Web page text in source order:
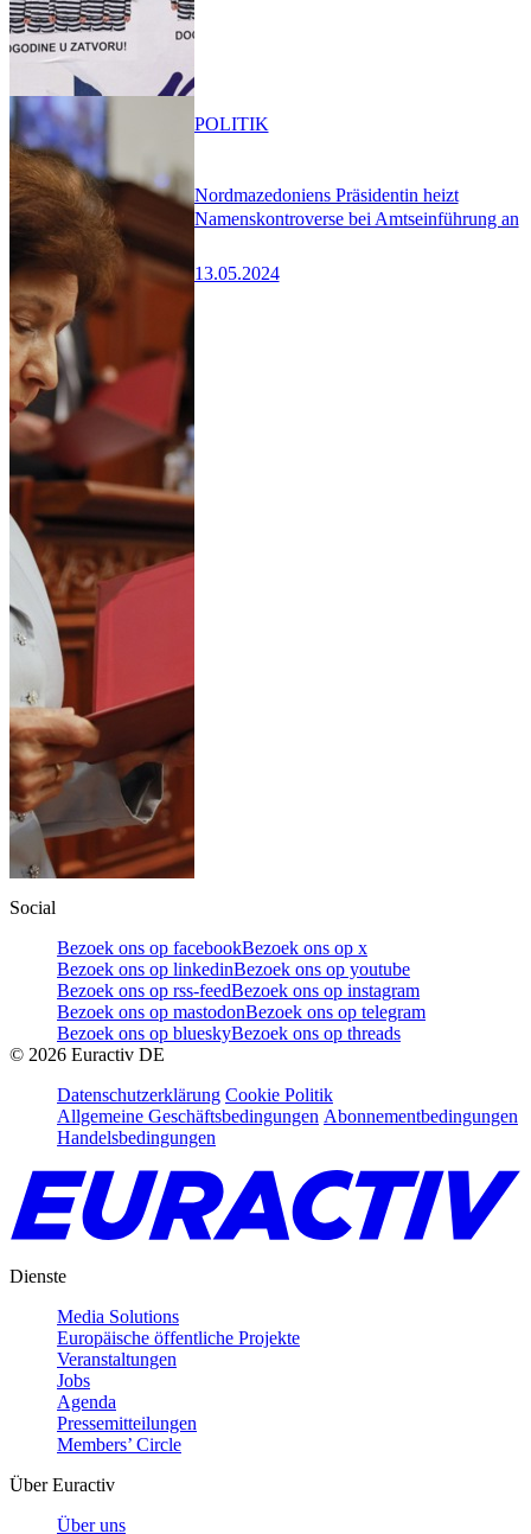
Nordmazedoniens Präsidentin heizt
Namenskontroverse bei Amtseinführung an
13.05.2024
POLITIK
Social
Bezoek ons op facebookBezoek ons op x
Bezoek ons op linkedinBezoek ons op youtube
Bezoek ons op rss-feedBezoek ons op instagram
Bezoek ons op mastodonBezoek ons op telegram
Bezoek ons op blueskyBezoek ons op threads
© 2026 Euractiv DE
Datenschutzerklärung Cookie Politik
Allgemeine Geschäftsbedingungen Abonnementbedingungen
Handelsbedingungen
Dienste
Media Solutions
Europäische öffentliche Projekte
Veranstaltungen
Jobs
Agenda
Pressemitteilungen
Members’ Circle
Über Euractiv
Über uns